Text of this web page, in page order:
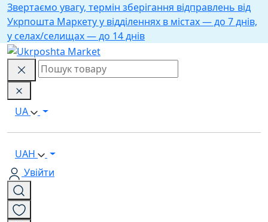
Звертаємо увагу, термін зберігання відправлень від
Укрпошта Маркету у відділеннях в містах — до 7 днів,
у селах/селищах — до 14 днів
UA
UAH
Увійти